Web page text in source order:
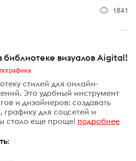
1841
библиотеке визуалов Aigital!
стилей для онлайн-
Это удобный инструмент
и дизайнеров: создавать
графику для соцсетей и
стало еще проще! подробнее